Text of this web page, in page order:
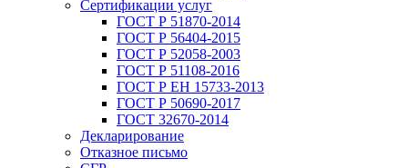
Сертификации услуг
ГОСТ Р 51870-2014
ГОСТ Р 56404-2015
ГОСТ Р 52058-2003
ГОСТ Р 51108-2016
ГОСТ Р ЕН 15733-2013
ГОСТ Р 50690-2017
ГОСТ 32670-2014
Декларирование
Отказное письмо